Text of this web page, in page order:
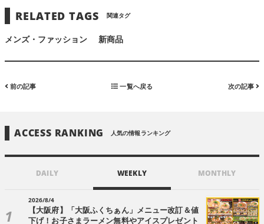
RELATED TAGS 関連タグ
メンズ・ファッション 新商品
前の記事 一覧へ戻る 次の記事
ACCESS RANKING 人気の情報ランキング
DAILY WEEKLY MONTHLY
2026/8/4
【大阪府】「大阪ふくちぁん」メニュー改訂＆値
下げ！お子さまラーメン無料やアイスプレゼント